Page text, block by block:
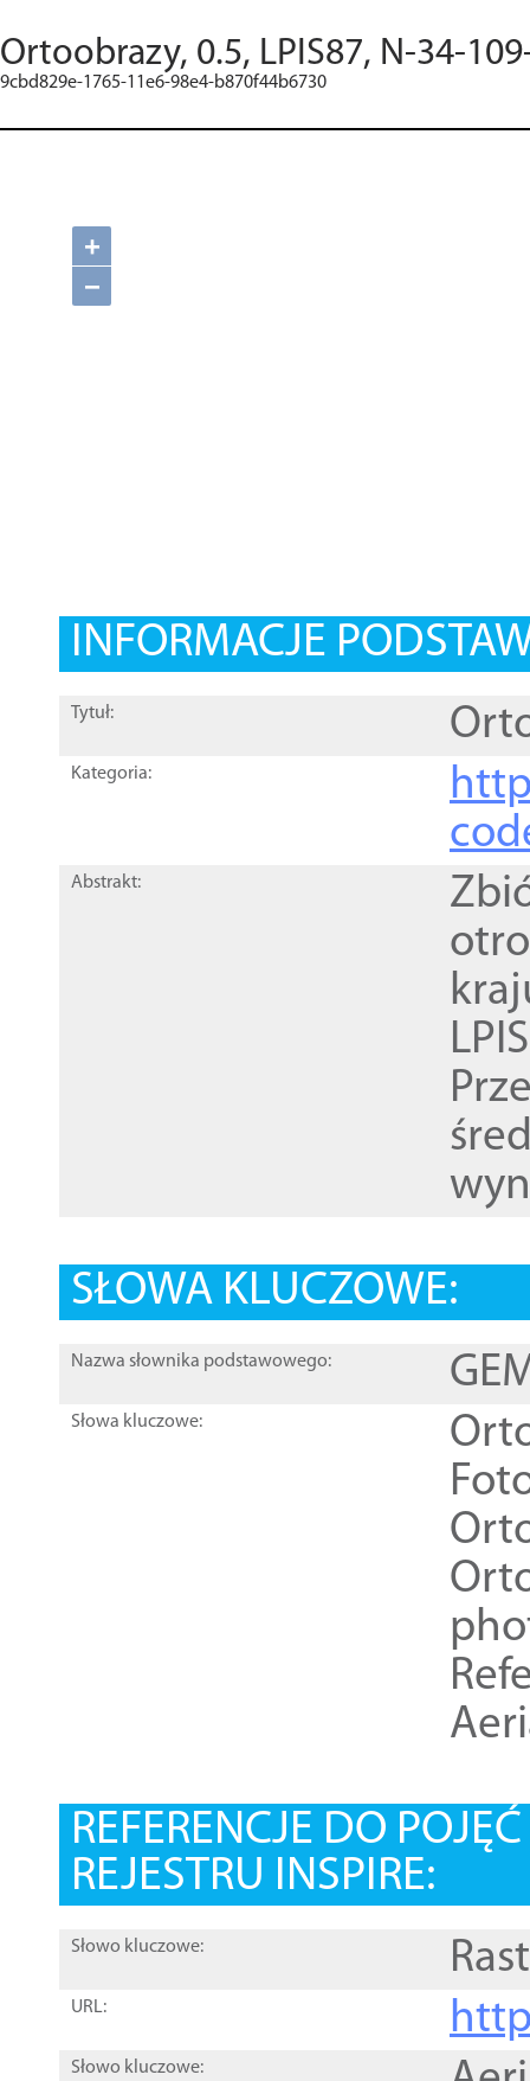
Ortoobrazy, 0.5, LPIS87, N-34-
9cbd829e-1765-11e6-98e4-b870f44b6730
+
−
INFORMACJE
Tytuł:
Kategoria:
Abstrakt:
SŁOWA KLUCZOWE:
Nazwa słownika podstawowego:
Słowa kluczowe:
REFERENCJE DO
REJESTRU INSPIRE:
Słowo kluczowe:
URL:
Słowo kluczowe: